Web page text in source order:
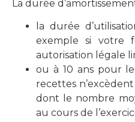
La durée
la durée
exemple si votre
autorisation légale
ou à 10 ans pour
recettes
dont le nombre
au cours de